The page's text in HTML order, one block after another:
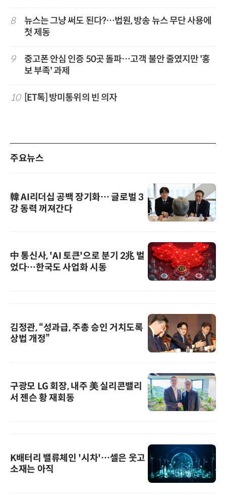
8
뉴스는 그냥 써도 된다?…법원, 방송 뉴스 무단 사용에
첫 제동
9
중고폰 안심 인증 50곳 돌파…고객 불안 줄였지만 '홍
보 부족' 과제
10 [ET톡] 방미통위의 빈 의자
주요뉴스
韓 AI리더십 공백 장기화… 글로벌 3
강 동력 꺼져간다
中 통신사, 'AI 토큰'으로 분기 2兆 벌
었다…한국도 사업화 시동
김정관, “성과급, 주총 승인 거치도록
상법 개정”
구광모 LG 회장, 내주 美 실리콘밸리
서 젠슨 황 재회동
K배터리 밸류체인 '시차'…셀은 웃고
소재는 아직